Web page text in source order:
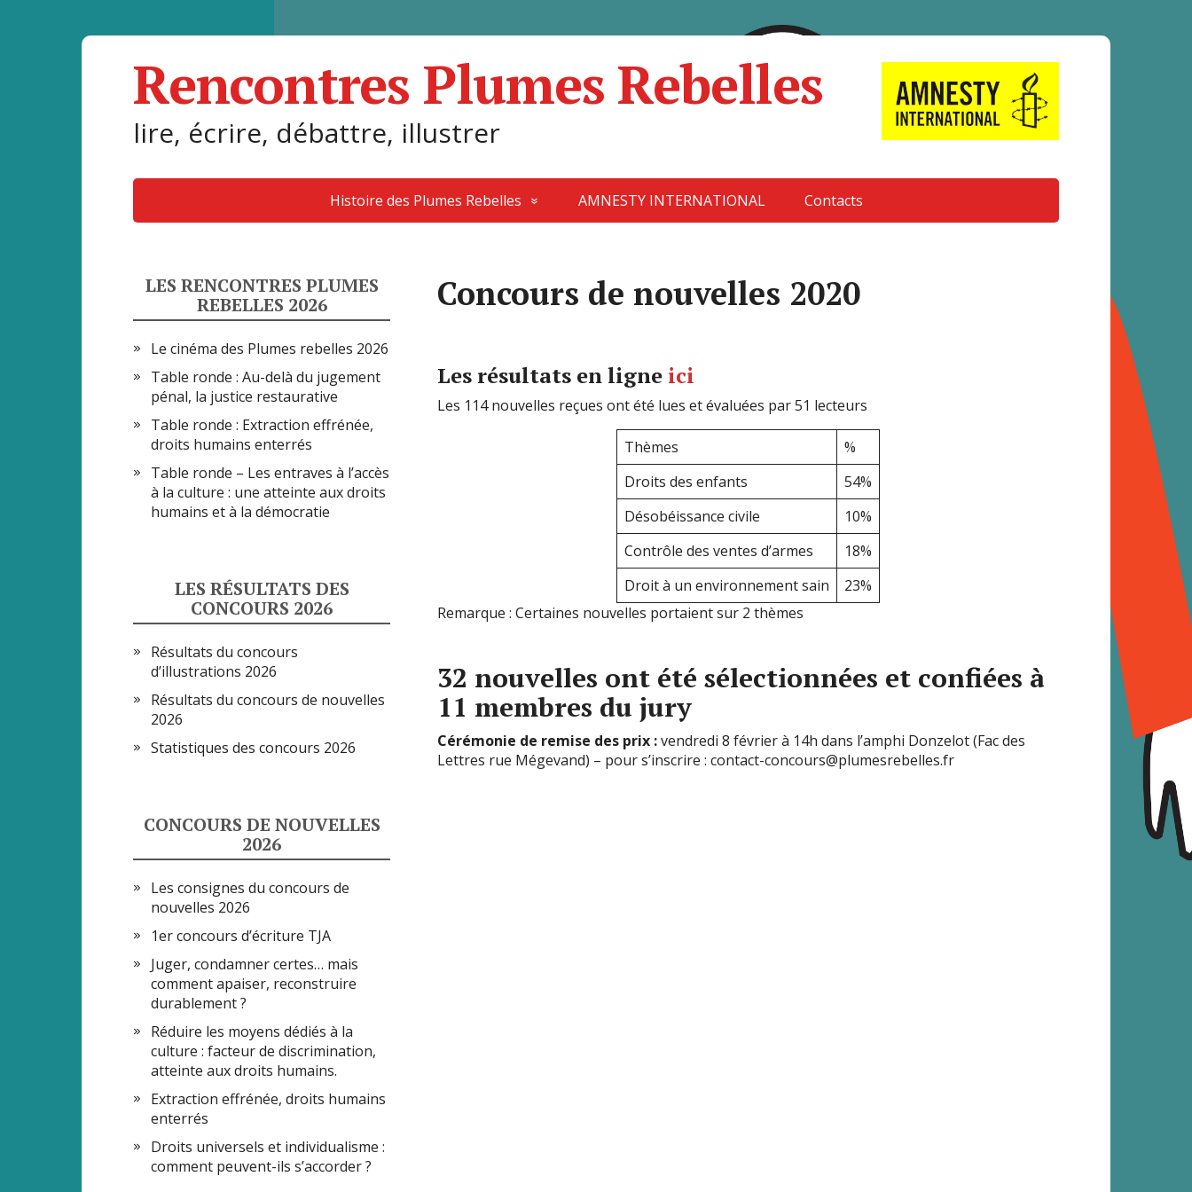
Rencontres Plumes Rebelles
lire, écrire, débattre, illustrer
Histoire des Plumes Rebelles AMNESTY INTERNATIONAL Contacts
Concours de nouvelles 2020
Les résultats en ligne ici
Les 114 nouvelles reçues ont été lues et évaluées par 51 lecteurs
Thèmes
%
Droits des enfants
54%
Désobéissance civile
10%
Contrôle des ventes d’armes
18%
Droit à un environnement sain
23%
Remarque : Certaines nouvelles portaient sur 2 thèmes
32 nouvelles ont été sélectionnées et confiées à
11 membres du jury
Cérémonie de remise des prix :vendredi 8 février à 14h dans l’amphi Donzelot (Fac des
Lettres rue Mégevand) – pour s’inscrire : contact-concours@plumesrebelles.fr
LES RENCONTRES PLUMES
REBELLES 2026
Le cinéma des Plumes rebelles 2026
Table ronde : Au-delà du jugement
pénal, la justice restaurative
Table ronde : Extraction effrénée,
droits humains enterrés
Table ronde – Les entraves à l’accès
à la culture : une atteinte aux droits
humains et à la démocratie
LES RÉSULTATS DES
CONCOURS 2026
Résultats du concours
d’illustrations 2026
Résultats du concours de nouvelles
2026
Statistiques des concours 2026
CONCOURS DE NOUVELLES
2026
Les consignes du concours de
nouvelles 2026
1er concours d’écriture TJA
Juger, condamner certes… mais
comment apaiser, reconstruire
durablement ?
Réduire les moyens dédiés à la
culture : facteur de discrimination,
atteinte aux droits humains.
Extraction effrénée, droits humains
enterrés
Droits universels et individualisme :
comment peuvent-ils s’accorder ?